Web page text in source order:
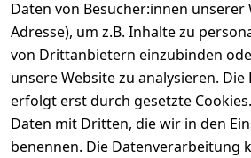
Daten von Besucher:innen unserer
Adresse), um z.B. Inhalte zu
von Drittanbietern einzubinden
unsere Website zu analysieren.
erfolgt erst durch gesetzte
Daten mit Dritten, die wir in den
benennen. Die Datenverarbeitung
INFORMATIONEN
Widerrufsrecht
Datenschutz